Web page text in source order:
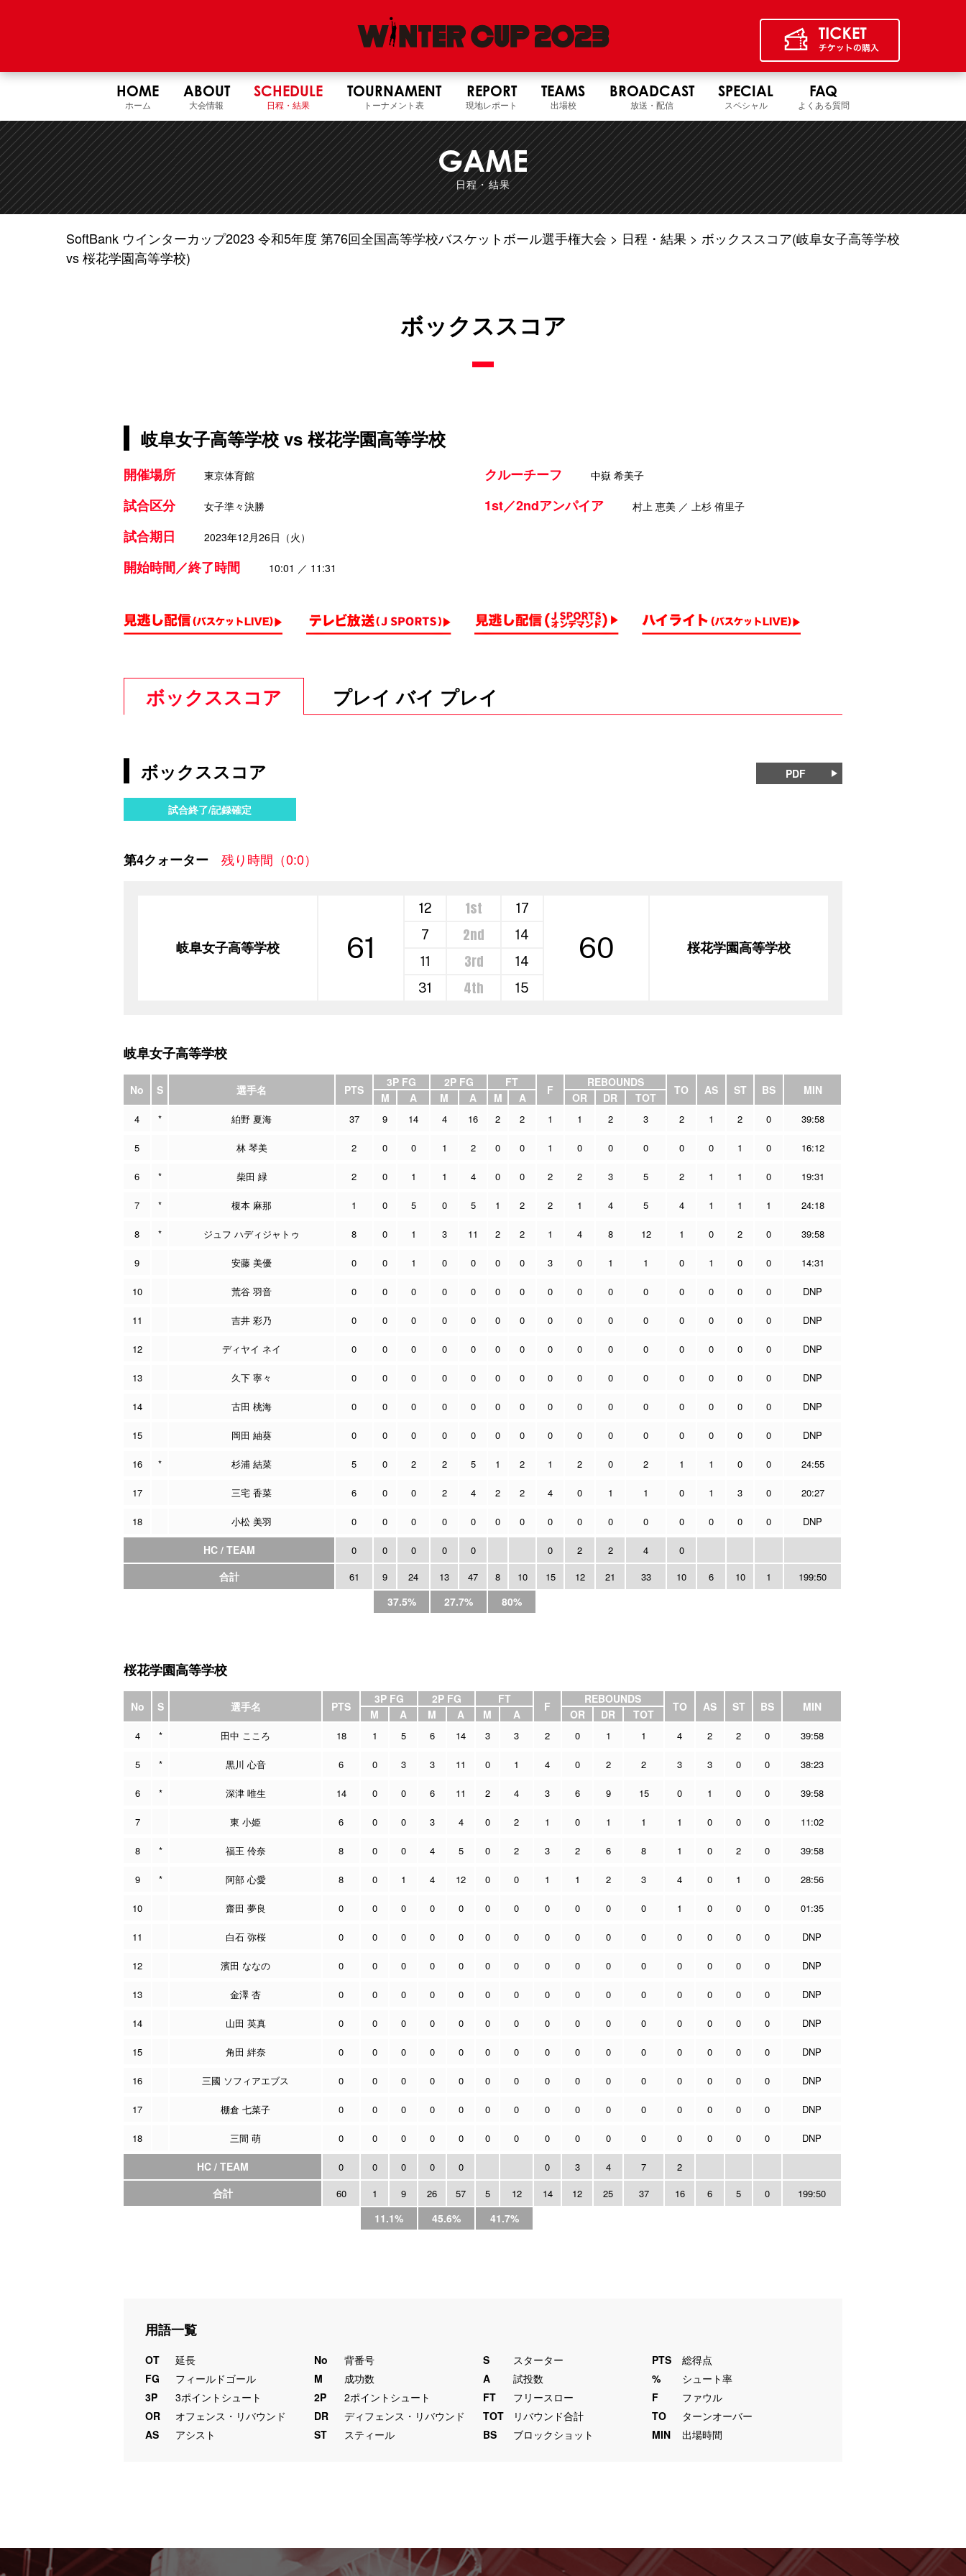
HOME
ホーム
ABOUT
大会情報
SCHEDULE
日程・結果
TOURNAMENT
トーナメント表
REPORT
現地レポート
TEAMS
出場校
BROADCAST
放送・配信
SPECIAL
スペシャル
FAQ
よくある質問
GAME
日程・結果
SoftBank ウインターカップ2023 令和5年度 第76回全国高等学校バスケットボール選手権大会 日程・結果
ボックススコア(岐阜女子高等学校
vs 桜花学園高等学校)
ボックススコア
岐阜女子高等学校 vs 桜花学園高等学校
開催場所 東京体育館
試合区分 女子準々決勝
試合期日 2023年12月26日（火）
開始時間／終了時間 10:01 ／ 11:31
クルーチーフ 中嶽 希美子
1st／2ndアンパイア 村上 恵美 ／ 上杉 侑里子
ボックススコア プレイ バイ プレイ
ボックススコア PDF
試合終了/記録確定
第4クォーター 残り時間（0:0）
岐阜女子高等学校 61
12 1st 17
60 桜花学園高等学校
7 2nd
14
11
3rd
14
31
4th 15
岐阜女子高等学校
No S 選手名 PTS
3P FG 2P FG FT
F
REBOUNDS
TO AS ST BS MIN
M A M A M A OR DR TOT
4 * 絈野 夏海 37 9 14 4 16 2 2 1 1 2 3 2 1 2 0 39:58
5 林 琴美 2 0 0 1 2 0 0 1 0 0 0 0 0 1 0 16:12
6 * 柴田 緑 2 0 1 1 4 0 0 2 2 3 5 2 1 1 0 19:31
7 * 榎本 麻那 1 0 5 0 5 1 2 2 1 4 5 4 1 1 1 24:18
8 * ジュフ ハディジャトゥ 8 0 1 3 11 2 2 1 4 8 12 1 0 2 0 39:58
9 安藤 美優 0 0 1 0 0 0 0 3 0 1 1 0 1 0 0 14:31
10 荒谷 羽音 0 0 0 0 0 0 0 0 0 0 0 0 0 0 0 DNP
11 吉井 彩乃 0 0 0 0 0 0 0 0 0 0 0 0 0 0 0 DNP
12 ディヤイ ネイ 0 0 0 0 0 0 0 0 0 0 0 0 0 0 0 DNP
13 久下 寧々 0 0 0 0 0 0 0 0 0 0 0 0 0 0 0 DNP
14 古田 桃海 0 0 0 0 0 0 0 0 0 0 0 0 0 0 0 DNP
15 岡田 紬葵 0 0 0 0 0 0 0 0 0 0 0 0 0 0 0 DNP
16 * 杉浦 結菜 5 0 2 2 5 1 2 1 2 0 2 1 1 0 0 24:55
17 三宅 香菜 6 0 0 2 4 2 2 4 0 1 1 0 1 3 0 20:27
18 小松 美羽 0 0 0 0 0 0 0 0 0 0 0 0 0 0 0 DNP
HC / TEAM 0 0 0 0 0 0 2 2 4 0
合計 61 9 24 13 47 8 10 15 12 21 33 10 6 10 1 199:50
37.5% 27.7% 80%
桜花学園高等学校
No S 選手名 PTS
3P FG 2P FG FT
F
REBOUNDS
TO AS ST BS MIN
M A M A M A OR DR TOT
4 * 田中 こころ 18 1 5 6 14 3 3 2 0 1 1 4 2 2 0 39:58
5 * 黒川 心音 6 0 3 3 11 0 1 4 0 2 2 3 3 0 0 38:23
6 * 深津 唯生 14 0 0 6 11 2 4 3 6 9 15 0 1 0 0 39:58
7 東 小姫 6 0 0 3 4 0 2 1 0 1 1 1 0 0 0 11:02
8 * 福王 伶奈 8 0 0 4 5 0 2 3 2 6 8 1 0 2 0 39:58
9 * 阿部 心愛 8 0 1 4 12 0 0 1 1 2 3 4 0 1 0 28:56
10 齋田 夢良 0 0 0 0 0 0 0 0 0 0 0 1 0 0 0 01:35
11 白石 弥桜 0 0 0 0 0 0 0 0 0 0 0 0 0 0 0 DNP
12 濱田 ななの 0 0 0 0 0 0 0 0 0 0 0 0 0 0 0 DNP
13 金澤 杏 0 0 0 0 0 0 0 0 0 0 0 0 0 0 0 DNP
14 山田 英真 0 0 0 0 0 0 0 0 0 0 0 0 0 0 0 DNP
15 角田 絆奈 0 0 0 0 0 0 0 0 0 0 0 0 0 0 0 DNP
16 三國 ソフィアエブス 0 0 0 0 0 0 0 0 0 0 0 0 0 0 0 DNP
17 棚倉 七菜子 0 0 0 0 0 0 0 0 0 0 0 0 0 0 0 DNP
18 三間 萌 0 0 0 0 0 0 0 0 0 0 0 0 0 0 0 DNP
HC / TEAM 0 0 0 0 0 0 3 4 7 2
合計 60 1 9 26 57 5 12 14 12 25 37 16 6 5 0 199:50
11.1% 45.6% 41.7%
用語一覧
OT 延長 No 背番号 S スターター PTS
総得点
FG
フィールドゴール M 成功数 A 試投数 %
シュート率
3P
3ポイントシュート 2P 2ポイントシュート FT フリースロー F
ファウル
OR
オフェンス・リバウンド DR ディフェンス・リバウンド TOT リバウンド合計 TO
ターンオーバー
AS
アシスト ST スティール BS ブロックショット MIN 出場時間